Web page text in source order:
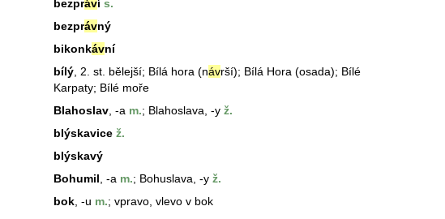
bezprávís.
bezprávný
bikonkávní
bílý , 2. st. bělejší; Bílá hora (návrší); Bílá Hora (osada); Bílé
Karpaty; Bílé moře
Blahoslav , -a m.; Blahoslava, -y ž.
blýskavice ž.
blýskavý
Bohumil , -a m.; Bohuslava, -y ž.
bok , -u m.; vpravo, vlevo v bok